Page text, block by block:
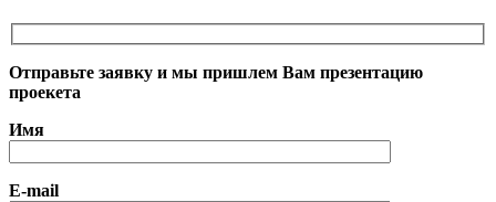
Отправьте заявку и мы пришлем Вам презентацию
проекета
Имя
E-mail